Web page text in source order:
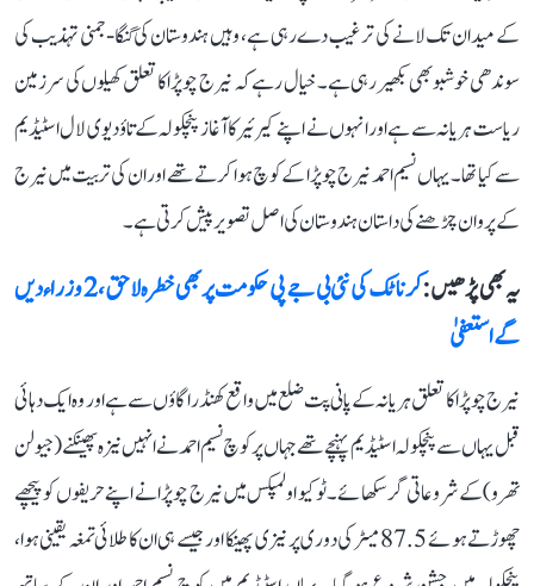
کے میدان تک لانے کی ترغیب دے رہی ہے، وہیں ہندوستان کی گنگا-جمنی تہذیب کی
سوندھی خوشبو بھی بکھیر رہی ہے۔ خیال رہے کہ نیرج چوپڑا کا تعلق کھیلوں کی سرزمین
ریاست ہریانہ سے ہے اور انہوں نے اپنے کیرئیر کا آغاز پنچکولہ کے تاؤ دیوی لال اسٹیڈیم
سے کیا تھا۔ یہاں نسیم احمد نیرج چوپڑا کے کوچ ہوا کرتے تھے اور ان کی تربیت میں نیرج
کے پروان چڑھنے کی داستان ہندوستان کی اصل تصویر پیش کرتی ہے۔
یہ بھی پڑھیں :
کرناٹک کی نئی بی جے پی حکومت پر بھی خطرہ لاحق، 2 وزراء دیں
گے استعفیٰ
نیرج چوپڑا کا تعلق ہریانہ کے پانی پت ضلع میں واقع کھنڈرا گاؤں سے ہے اور وہ ایک دہائی
قبل یہاں سے پنچکولہ اسٹیڈیم پہنچے تھے جہاں پر کوچ نسیم احمد نے انہیں نیزہ پھینکنے (جیولن
تھرو) کے شروعاتی گر سکھائے۔ ٹوکیو اولمپکس میں نیرج چوپڑا نے اپنے حریفوں کو پیچھے
چھوڑتے ہوئے 87.5 میٹر کی دوری پر نیزی پھینکا اور جیسے ہی ان کا طلائی تمغہ یقینی ہوا،